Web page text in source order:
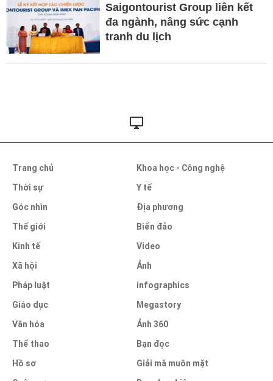
Saigontourist Group liên kết
đa ngành, nâng sức cạnh
tranh du lịch
Trang chủ
Thời sự
Góc nhìn
Thế giới
Kinh tế
Xã hội
Pháp luật
Giáo dục
Văn hóa
Thể thao
Hồ sơ
Khoa học - Công nghệ
Y tế
Địa phương
Biển đảo
Video
Ảnh
infographics
Megastory
Ảnh 360
Bạn đọc
Giải mã muôn mặt